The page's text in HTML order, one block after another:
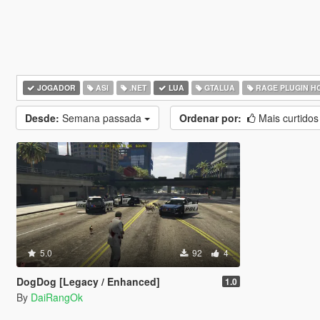
JOGADOR ASI .NET LUA GTALUA RAGE PLUGIN
Desde: Semana passada Ordenar por: Mais curtidos
5.0 92 4
DogDog [Legacy / Enhanced] 1.0
By DaiRangOk